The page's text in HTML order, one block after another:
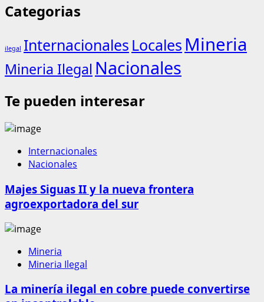
Categorias
ilegal Internacionales Locales Mineria
Mineria Ilegal Nacionales
Te pueden interesar
Internacionales
Nacionales
Majes Siguas II y la nueva frontera
agroexportadora del sur
Mineria
Mineria Ilegal
La minería ilegal en cobre puede convertirse